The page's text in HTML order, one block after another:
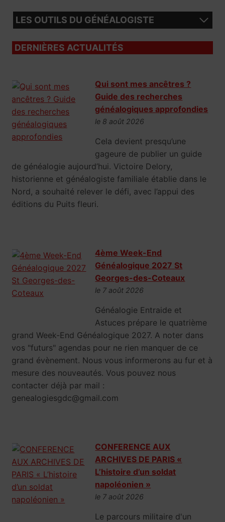
LES OUTILS DU GÉNÉALOGISTE
DERNIÈRES ACTUALITÉS
Qui sont mes ancêtres ?
Guide des recherches
généalogiques approfondies
le 8 août 2026
Cela devient presqu’une
gageure de publier un guide
de généalogie aujourd’hui. Victoire Delory,
historienne et généalogiste familiale établie dans le
Nord, a souhaité relever le défi, avec l’appui des
éditions du Puits fleuri.
4ème Week-End
Généalogique 2027 St
Georges-des-Coteaux
le 7 août 2026
Généalogie Entraide et
Astuces prépare le quatrième
grand Week-End Généalogique 2027. A noter dans
vos "futurs" agendas pour ne rien manquer de ce
grand évènement. Nous vous informerons au fur et à
mesure des nouveautés. Vous pouvez nous
contacter déjà par mail :
genealogiesgdc@gmail.com
CONFERENCE AUX
ARCHIVES DE PARIS «
L’histoire d’un soldat
napoléonien »
le 7 août 2026
Le parcours militaire d'un